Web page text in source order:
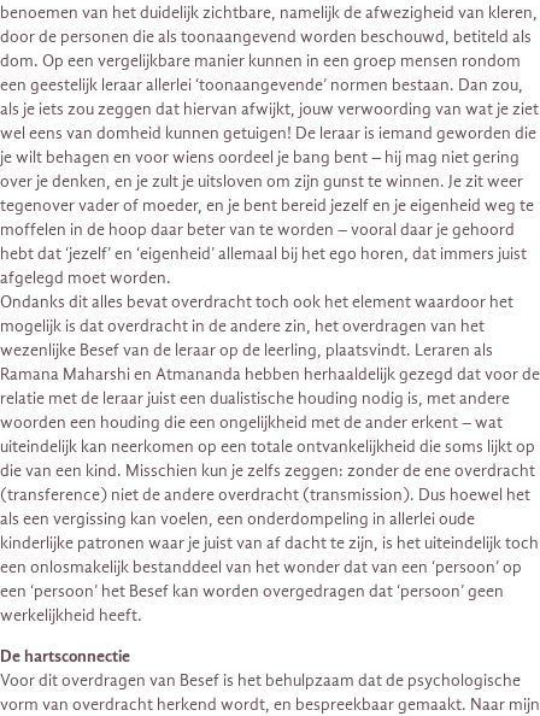
benoemen van het duidelijk zichtbare, namelijk de afwezigheid van kleren,
door de personen die als toonaangevend worden beschouwd, betiteld als
dom. Op een vergelijkbare manier kunnen in een groep mensen rondom
een geestelijk leraar allerlei ‘toonaangevende’ normen bestaan. Dan zou,
als je iets zou zeggen dat hiervan afwijkt, jouw verwoording van wat je ziet
wel eens van domheid kunnen getuigen! De leraar is iemand geworden die
je wilt behagen en voor wiens oordeel je bang bent – hij mag niet gering
over je denken, en je zult je uitsloven om zijn gunst te winnen. Je zit weer
tegenover vader of moeder, en je bent bereid jezelf en je eigenheid weg te
moffelen in de hoop daar beter van te worden – vooral daar je gehoord
hebt dat ‘jezelf’ en ‘eigenheid’ allemaal bij het ego horen, dat immers juist
afgelegd moet worden.
Ondanks dit alles bevat overdracht toch ook het element waardoor het
mogelijk is dat overdracht in de andere zin, het overdragen van het
wezenlijke Besef van de leraar op de leerling, plaatsvindt. Leraren als
Ramana Maharshi en Atmananda hebben herhaaldelijk gezegd dat voor de
relatie met de leraar juist een dualistische houding nodig is, met andere
woorden een houding die een ongelijkheid met de ander erkent – wat
uiteindelijk kan neerkomen op een totale ontvankelijkheid die soms lijkt op
die van een kind. Misschien kun je zelfs zeggen: zonder de ene overdracht
(transference) niet de andere overdracht (transmission). Dus hoewel het
als een vergissing kan voelen, een onderdompeling in allerlei oude
kinderlijke patronen waar je juist van af dacht te zijn, is het uiteindelijk toch
een onlosmakelijk bestanddeel van het wonder dat van een ‘persoon’ op
een ‘persoon’ het Besef kan worden overgedragen dat ‘persoon’ geen
werkelijkheid heeft.
De hartsconnectie
Voor dit overdragen van Besef is het behulpzaam dat de psychologische
vorm van overdracht herkend wordt, en bespreekbaar gemaakt. Naar mijn